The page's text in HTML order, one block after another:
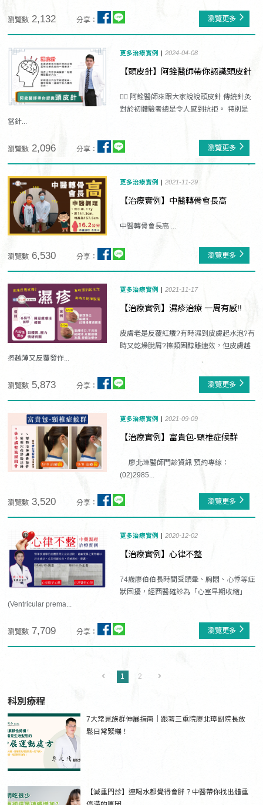
瀏覽數 2,132 分享： 瀏覽更多
更多治療實例 2024-04-08
【頭皮針】阿銓醫師帶你認識頭皮針
👨‍⚕️ 阿銓醫師來跟大家說說頭皮針 傳統針灸
對於初體驗者總是令人感到抗拒。 特別是
當針...
瀏覽數 2,096 分享： 瀏覽更多
更多治療實例 2021-11-29
【治療實例】中醫轉骨會長高
中醫轉骨會長高 ...
瀏覽數 6,530 分享： 瀏覽更多
更多治療實例 2021-11-17
【治療實例】濕疹治療 一周有感!!
皮膚老是反覆紅癢?有時濕到皮膚起水泡?有
時又乾燥脫屑?擦類固醇雖速效，但皮膚越
擦越薄又反覆發作...
瀏覽數 5,873 分享： 瀏覽更多
更多治療實例 2021-09-09
【治療實例】富貴包-頸椎症候群
廖北璋醫師門診資訊 預約專線：
(02)2985...
瀏覽數 3,520 分享： 瀏覽更多
更多治療實例 2020-12-02
【治療實例】心律不整
74歲廖伯伯長時間受頭暈、胸悶、心悸等症
狀困擾，經西醫確診為「心室早期收縮」
(Ventricular prema...
瀏覽數 7,709 分享： 瀏覽更多
1 2
科別療程
7大常見族群伸展指南｜跟著三重院廖北璋副院長放
鬆日常緊繃！
【減重門診】連喝水都覺得會胖？中醫帶你找出體重